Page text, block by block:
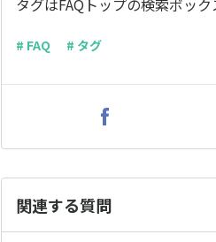
タグはFAQトップの検索ボッ
# FAQ # タグ
関連する質問